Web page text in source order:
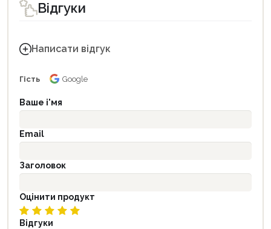
Відгуки
Написати відгук
Гість Google
Ваше і'мя
Email
Заголовок
Оцінити продукт
Відгуки